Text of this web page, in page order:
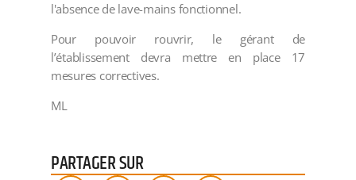
l'absence de lave-mains fonctionnel.
Pour pouvoir rouvrir, le gérant de
l’établissement devra mettre en place 17
mesures correctives.
ML
PARTAGER SUR